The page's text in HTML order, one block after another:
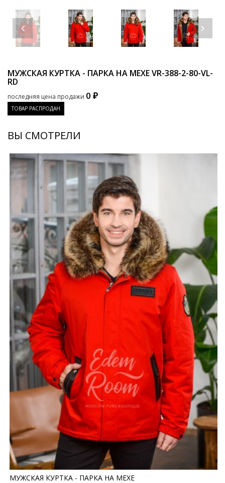
МУЖСКАЯ КУРТКА - ПАРКА НА МЕХЕVR-388-2-80-VL-
RD
последняя цена продажи 0 ₽
ТОВАР РАСПРОДАН
ВЫ СМОТРЕЛИ
МУЖСКАЯ КУРТКА - ПАРКА НА МЕХЕ